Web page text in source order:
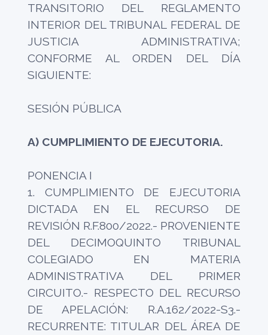
TRANSITORIO DEL REGLAMENTO
INTERIOR DEL TRIBUNAL FEDERAL DE
JUSTICIA ADMINISTRATIVA;
CONFORME AL ORDEN DEL DÍA
SIGUIENTE:
SESIÓN PÚBLICA
A) CUMPLIMIENTO DE EJECUTORIA.
PONENCIA I
1. CUMPLIMIENTO DE EJECUTORIA
DICTADA EN EL RECURSO DE
REVISIÓN R.F.800/2022.- PROVENIENTE
DEL DECIMOQUINTO TRIBUNAL
COLEGIADO EN MATERIA
ADMINISTRATIVA DEL PRIMER
CIRCUITO.- RESPECTO DEL RECURSO
DE APELACIÓN: R.A.162/2022-S3.-
RECURRENTE: TITULAR DEL ÁREA DE